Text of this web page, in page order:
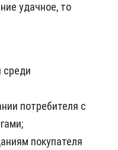
удачное, то
среди
потребителя с
покупателя